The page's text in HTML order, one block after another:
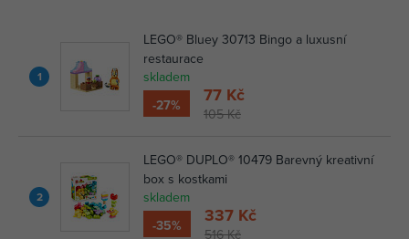
1
LEGO® Bluey 30713 Bingo a luxusní
restaurace
skladem
-27%
105 Kč
77 Kč
2
LEGO® DUPLO® 10479 Barevný kreativní
box s kostkami
skladem
-35%
516 Kč
337 Kč